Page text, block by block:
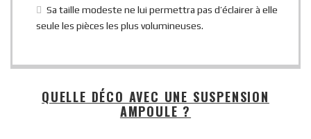
Sa taille modeste ne lui permettra pas d’éclairer à elle
seule les pièces les plus volumineuses.
QUELLE DÉCO AVEC UNE SUSPENSION
AMPOULE ?